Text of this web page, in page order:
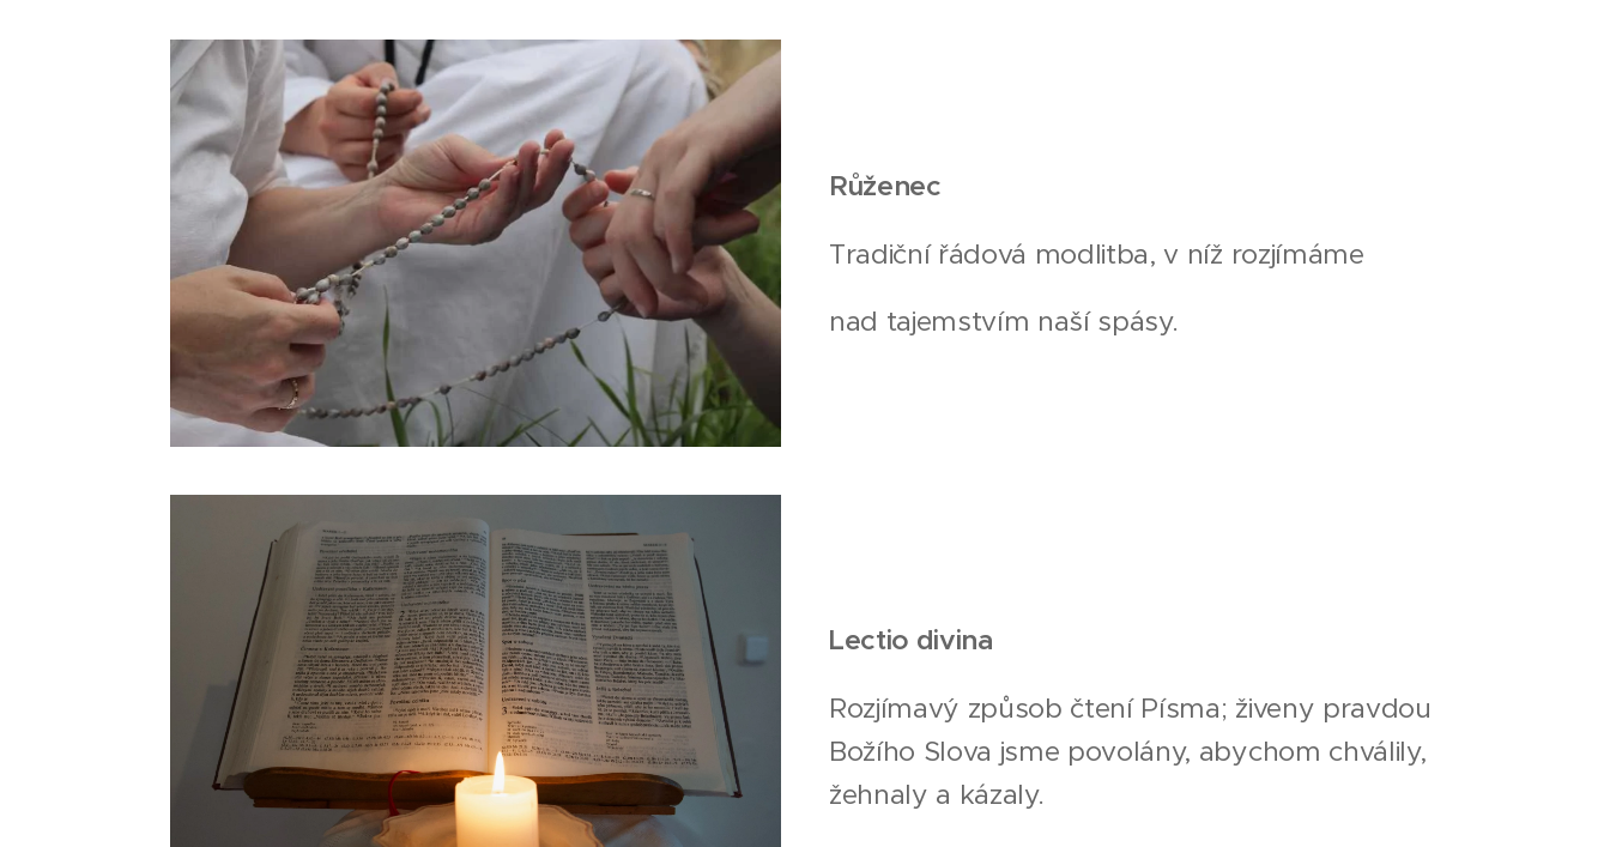
Růženec
Tradiční řádová modlitba, v níž rozjímáme
nad tajemstvím naší spásy.
Lectio divina
Rozjímavý způsob čtení Písma; živeny pravdou
Božího Slova jsme povolány, abychom chválily,
žehnaly a kázaly.